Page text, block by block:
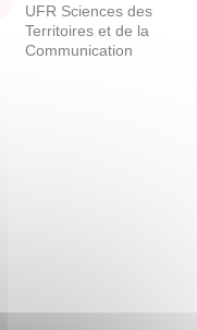
UFR Sciences des
Territoires et de la
Communication